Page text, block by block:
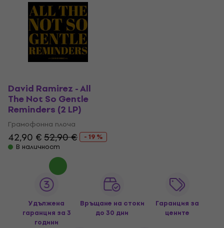
David Ramirez - All
The Not So Gentle
Reminders (2 LP)
Грамофонна плоча
42,90 €52,90 €
- 19 %
В наличност
Удължена
гаранция за 3
години
Връщане на стоки
до 30 дни
Гаранция за
цените